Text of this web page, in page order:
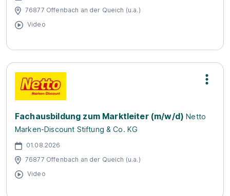
76877 Offenbach an der Queich (u.a.)
Video
Fachausbildung zum Marktleiter (m/w/d) Netto
Marken-Discount Stiftung & Co. KG
01.08.2026
76877 Offenbach an der Queich (u.a.)
Video